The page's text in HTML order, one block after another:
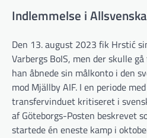
Indlemmelse i
Den 13. august 2023 fik Hrstić
Varbergs BoIS, men der skulle
han åbnede sin målkonto i den
mod Mjällby AIF. I en periode
transfervinduet kritiseret i
af Göteborgs-Posten beskrevet
startede én eneste kamp i